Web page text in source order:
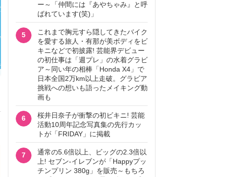
ー～「仲間には『あやちゃみ』と呼
ばれています(笑)」
5
これまで胸元すら隠してきたバイク
を愛する旅人・有那が美ボディをビ
キニなどで初披露! 芸能界デビュー
の初仕事は「週プレ」の水着グラビ
ア～同い年の相棒「Honda X4」で
日本全国2万km以上走破。グラビア
挑戦への想いも語ったメイキング動
画も
6
桜井日奈子が衝撃の初ビキニ! 芸能
活動10周年記念写真集の先行カッ
トが「FRIDAY」に掲載
7
通常の5.6倍以上、ビッグの2.3倍以
上! セブン‐イレブンが「Happyプッ
チンプリン 380g」を販売～もちろ